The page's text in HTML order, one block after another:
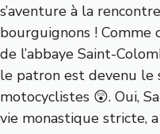
s’aventure à la
bourguignons ! Comme
de l’abbaye Saint-
le patron est devenu le
motocyclistes 😲. Oui,
vie monastique stricte,